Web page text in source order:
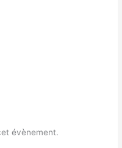
évènement.